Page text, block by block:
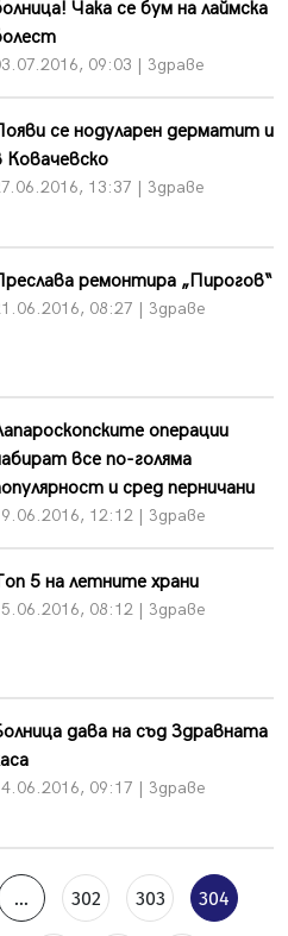
Чака се бум на лаймска
09:03 | Здраве
се нодуларен дерматит и
Ковачевско
13:37 | Здраве
ремонтира „Пирогов“
08:27 | Здраве
операции
все по-голяма
и сред перничани
12:12 | Здраве
5 на летните храни
08:12 | Здраве
дава на съд Здравната
09:17 | Здраве
... 302 303 304